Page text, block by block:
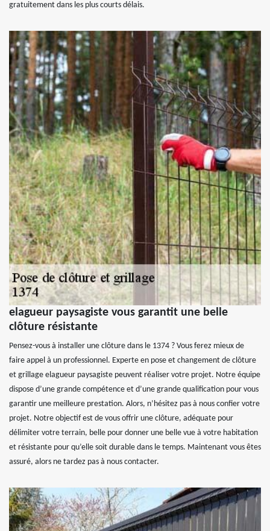
gratuitement dans les plus courts délais.
elagueur paysagiste vous garantit une belle
clôture résistante
Pensez-vous à installer une clôture dans le 1374 ? Vous ferez mieux de
faire appel à un professionnel. Experte en pose et changement de clôture
et grillage elagueur paysagiste peuvent réaliser votre projet. Notre équipe
dispose d’une grande compétence et d’une grande qualification pour vous
garantir une meilleure prestation. Alors, n’hésitez pas à nous confier votre
projet. Notre objectif est de vous offrir une clôture, adéquate pour
délimiter votre terrain, belle pour donner une belle vue à votre habitation
et résistante pour qu’elle soit durable dans le temps. Maintenant vous êtes
assuré, alors ne tardez pas à nous contacter.